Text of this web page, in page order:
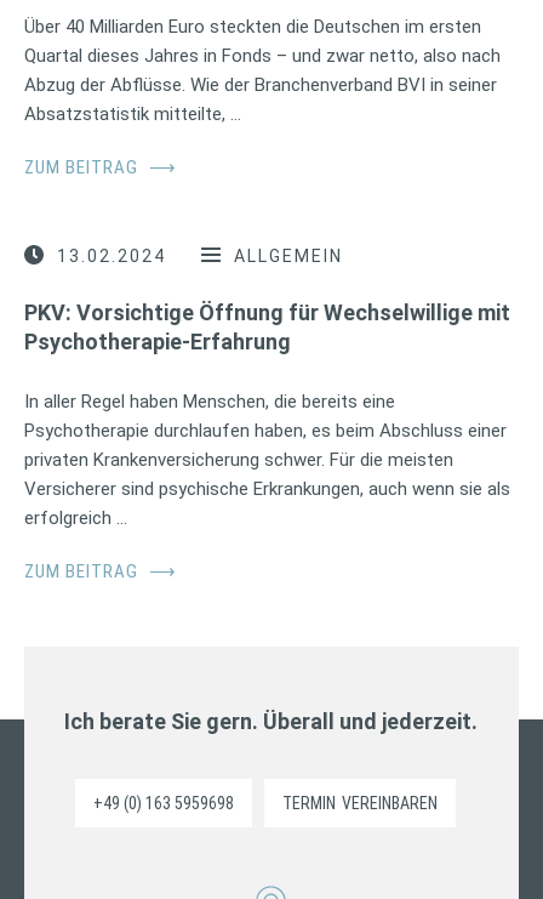
Über 40 Milliarden Euro steckten die Deutschen im ersten
Quartal dieses Jahres in Fonds – und zwar netto, also nach
Abzug der Abflüsse. Wie der Branchenverband BVI in seiner
Absatzstatistik mitteilte, …
ZUM BEITRAG ⟶
13.02.2024 ALLGEMEIN
PKV: Vorsichtige Öffnung für Wechselwillige mit
Psychotherapie-Erfahrung
In aller Regel haben Menschen, die bereits eine
Psychotherapie durchlaufen haben, es beim Abschluss einer
privaten Krankenversicherung schwer. Für die meisten
Versicherer sind psychische Erkrankungen, auch wenn sie als
erfolgreich …
ZUM BEITRAG ⟶
Ich berate Sie gern. Überall und jederzeit.
+49 (0) 163 5959698 TERMIN VEREINBAREN